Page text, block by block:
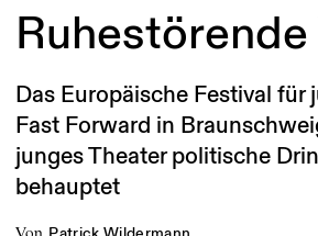
Das Europäische Festival für
Fast Forward in
junges Theater politische
behauptet